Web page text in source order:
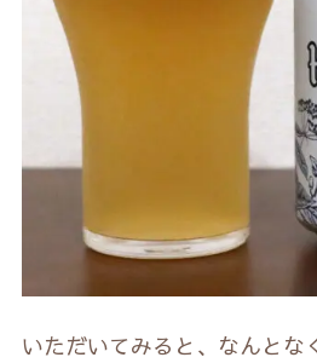
いただいてみると、なんとな